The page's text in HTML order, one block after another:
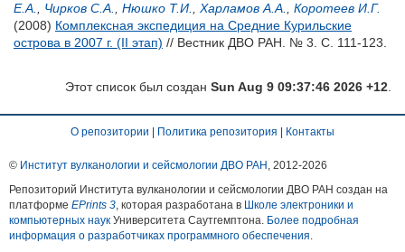
Е.А.
Чирков С.А. Нюшко Т.И. Харламов А.А.
Коротеев И.Г.
(2008) Комплексная экспедиция на Средние Курильские
острова в 2007 г. (II этап) // Вестник ДВО РАН. № 3. С. 111-123.
Этот список был создан Sun Aug 9 09:37:46 2026 +12
О репозитории Политика репозитория Контакты
© Институт вулканологии и сейсмологии ДВО РАН , 2012-2026
Репозиторий Института вулканологии и сейсмологии ДВО РАН создан на
платформе EPrints 3, которая разработана в Школе электроники и
компьютерных наук Университета Саутгемптона. Более подробная
информация о разработчиках программного обеспечения.